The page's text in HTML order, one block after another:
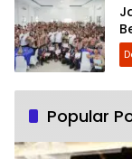
Popular